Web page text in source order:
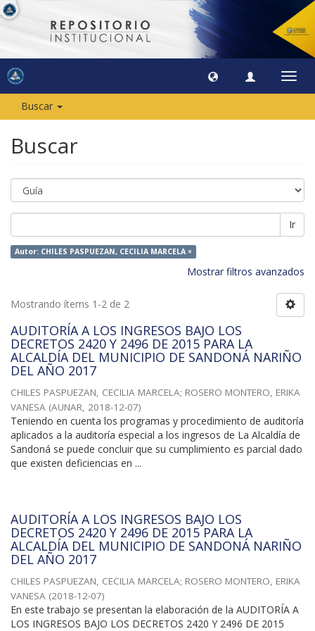
Buscar
Buscar
Ir
Autor: CHILES PASPUEZAN, CECILIA MARCELA ×
Mostrar filtros avanzados
Mostrando ítems 1-2 de 2
AUDITORÍA A LOS INGRESOS BAJO LOS
DECRETOS 2420 Y 2496 DE 2015 PARA LA
ALCALDÍA DEL MUNICIPIO DE SANDONÁ NARIÑO
DEL AÑO 2017
CHILES PASPUEZAN, CECILIA MARCELA; ROSERO MONTERO, ERIKA
VANESA (AUNAR, 2018-12-07)
Teniendo en cuenta los programas y procedimiento de auditoría
aplicados a la auditoría especial a los ingresos de La Alcaldía de
Sandoná se puede concluir que su cumplimiento es parcial dado
que existen deficiencias en ...
AUDITORÍA A LOS INGRESOS BAJO LOS
DECRETOS 2420 Y 2496 DE 2015 PARA LA
ALCALDÍA DEL MUNICIPIO DE SANDONÁ NARIÑO
DEL AÑO 2017
CHILES PASPUEZAN, CECILIA MARCELA; ROSERO MONTERO, ERIKA
VANESA (2018-12-07)
En este trabajo se presentan la elaboración de la AUDITORÍA A
LOS INGRESOS BAJO LOS DECRETOS 2420 Y 2496 DE 2015